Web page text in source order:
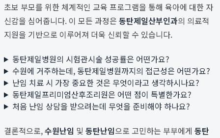
초보 부모를 위한 체계적인 교육 프로그램을 통해 육아에 대한 자
신감을 심어줍니다. 이 모든 과정은 동탄제일산부인과의 의료적
지원을 기반으로 이루어져 더욱 신뢰할 수 있습니다.
동탄제일병원의 시험관시술 성공률은 어떤가요?
수원에 거주하는데, 동탄제일병원까지의 접근성은 어떤가요?
난임 치료 시 가장 중요한 것은 무엇이라고 생각하시나요?
동탄제일프리미엄산후조리원은 어떤 점이 특별한가요?
처음 난임 상담을 받으려는데 무엇을 준비해야 하나요?
결론적으로,수원난임 및 동탄난임으로 고민하는 부부에게 동탄